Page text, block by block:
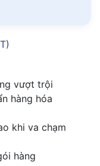
vượt trội
hàng hóa
khi va chạm
hàng